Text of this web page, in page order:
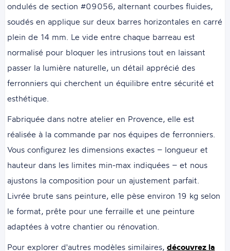
ondulés de section #09056, alternant courbes fluides,
soudés en applique sur deux barres horizontales en carré
plein de 14 mm. Le vide entre chaque barreau est
normalisé pour bloquer les intrusions tout en laissant
passer la lumière naturelle, un détail apprécié des
ferronniers qui cherchent un équilibre entre sécurité et
esthétique.
Fabriquée dans notre atelier en Provence, elle est
réalisée à la commande par nos équipes de ferronniers.
Vous configurez les dimensions exactes – longueur et
hauteur dans les limites min-max indiquées – et nous
ajustons la composition pour un ajustement parfait.
Livrée brute sans peinture, elle pèse environ 19 kg selon
le format, prête pour une ferraille et une peinture
adaptées à votre chantier ou rénovation.
Pour explorer d'autres modèles similaires,découvrez la